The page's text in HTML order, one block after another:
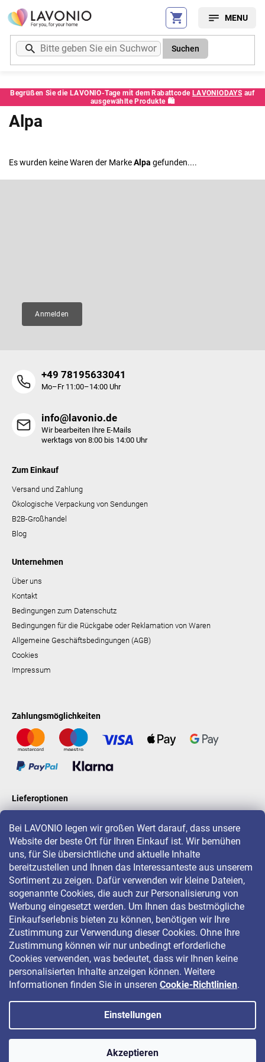
Bei LAVONIO legen wir großen Wert darauf, dass unsere
Website der beste Ort für Ihren Einkauf ist. Wir bemühen
uns, für Sie übersichtliche und aktuelle Inhalte
bereitzustellen und Ihnen das Interessanteste aus unserem
Sortiment zu zeigen. Dafür verwenden wir kleine Dateien,
sogenannte Cookies, die auch zur Personalisierung von
Werbung eingesetzt werden. Um Ihnen das bestmögliche
Einkaufserlebnis bieten zu können, benötigen wir Ihre
Zustimmung zur Verwendung dieser Cookies. Ohne Ihre
Zustimmung können wir nur unbedingt erforderliche
Cookies verwenden, was bedeutet, dass wir Ihnen keine
personalisierten Inhalte anzeigen können. Weitere
Informationen finden Sie in unseren Cookie-Richtlinien.
Einstellungen
Akzeptieren
Zum
Inhalt
springen
Begrüßen Sie die LAVONIO-Tage mit dem Rabattcode LAVONIODAYS auf
ausgewählte Produkte 🛍️
Suchen
Alpa
Es wurden keine Waren der MarkeAlpa gefunden....
Anmelden
+49 78195633041
Mo–Fr 11:00–14:00 Uhr
info@lavonio.de
Wir bearbeiten Ihre E-Mails
werktags von 8:00 bis 14:00 Uhr
Zum Einkauf
Versand und Zahlung
Ökologische Verpackung von Sendungen
B2B-Großhandel
Blog
Unternehmen
Über uns
Kontakt
Bedingungen zum Datenschutz
Bedingungen für die Rückgabe oder Reklamation von Waren
Allgemeine Geschäftsbedingungen (AGB)
Cookies
Impressum
Zahlungsmöglichkeiten
Lieferoptionen
LAVONIO in der Welt
Für Aktionen, Gewinnspiele und Rabatte folgen Sie uns auf:
Copyright 2026 LAVONIO.de. Alle Rechte vorbehalten.